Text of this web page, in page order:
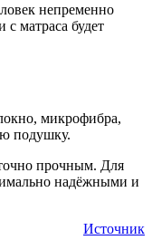
непременно
с матраса будет
микрофибра,
подушку.
прочным. Для
надёжными и
Источник